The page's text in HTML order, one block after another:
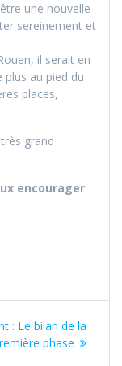
une nouvelle
sereinement et
il serait en
au pied du
places,
grand
encourager
: Article
suivant
Le bilan de la
phase